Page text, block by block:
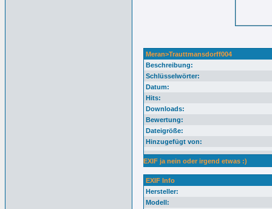
Meran>Trauttmansdorff004
Beschreibung:
Schlüsselwörter:
Datum:
Hits:
Downloads:
Bewertung:
Dateigröße:
Hinzugefügt von:
EXIF ja nein oder irgend etwas :)
EXIF Info
Hersteller:
Modell: